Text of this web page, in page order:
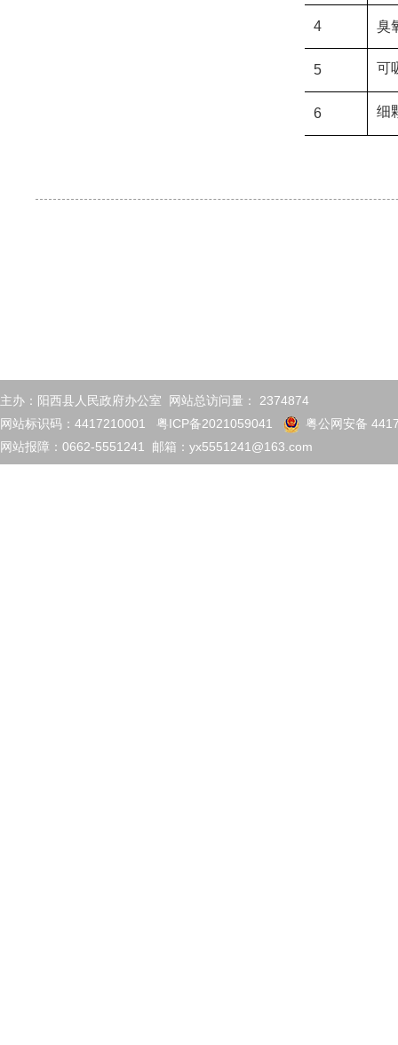
4 臭
5 可
6 细
主办：阳西县人民政府办公室 网站总访问量： 2374874
网站标识码：4417210001 粤ICP备2021059041
粤公网安备
网站报障：0662-5551241 邮箱：yx5551241@163.com